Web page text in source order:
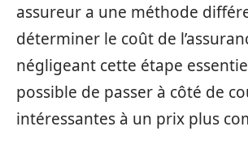
assureur a une méthode
déterminer le coût de
négligeant cette étape
possible de passer à côté de
intéressantes à un prix plus